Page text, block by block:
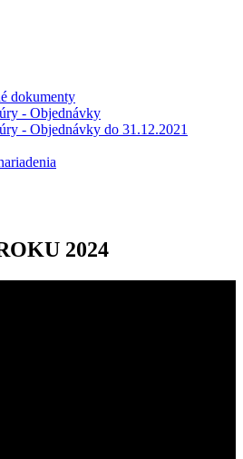
dokumenty
- Objednávky
- Objednávky do 31.12.2021
2024